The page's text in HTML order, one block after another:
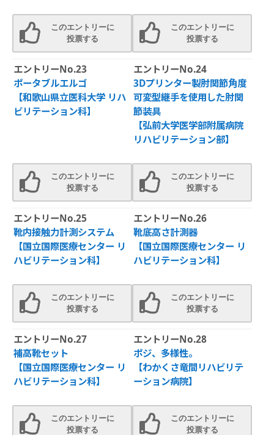
このエントリーに
投票する
このエントリーに
投票する
エントリーNo.23
ポータブルエルゴ
【和歌山県立医科大学 リハ
ビリテーション科】
このエントリーに
投票する
エントリーNo.24
3Dプリンター製肘関節角度
可変型継手を使用した肘関
節装具
【弘前大学医学部附属病院
リハビリテーション部】
このエントリーに
投票する
エントリーNo.25
靴内接触力計測システム
【国立国際医療センター リ
ハビリテーション科】
このエントリーに
投票する
エントリーNo.26
靴底高さ計測器
【国立国際医療センター リ
ハビリテーション科】
このエントリーに
投票する
エントリーNo.27
補高靴セット
【国立国際医療センター リ
ハビリテーション科】
このエントリーに
投票する
エントリーNo.28
ポジ、多様性。
【わかくさ竜間リハビリテ
ーション病院】
このエントリーに
投票する